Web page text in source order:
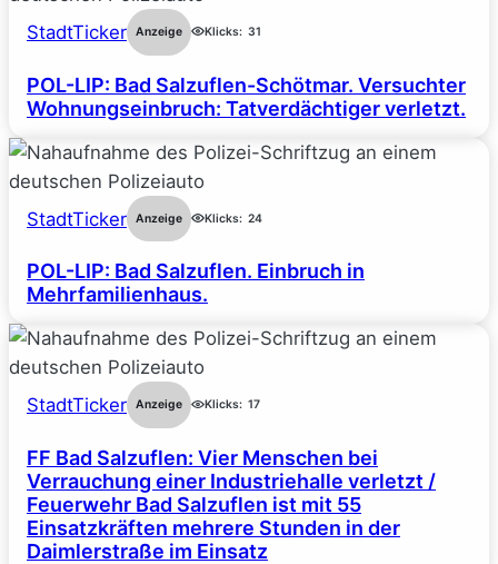
StadtTicker Anzeige Klicks: 31
POL-LIP: Bad Salzuflen-Schötmar. Versuchter
Wohnungseinbruch: Tatverdächtiger verletzt.
StadtTicker Anzeige Klicks: 24
POL-LIP: Bad Salzuflen. Einbruch in
Mehrfamilienhaus.
StadtTicker Anzeige Klicks: 17
FF Bad Salzuflen: Vier Menschen bei
Verrauchung einer Industriehalle verletzt /
Feuerwehr Bad Salzuflen ist mit 55
Einsatzkräften mehrere Stunden in der
Daimlerstraße im Einsatz